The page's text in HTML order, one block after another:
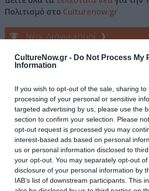
CultureNow.gr - Do Not Process My
Information
If you wish to opt-out of the sale, sharing
processing of your personal or sensitive
targeted advertising by us, please use the
section to confirm your selection. Please
opt-out request is processed you may
interest-based ads based on personal
us or personal information disclosed to
your opt-out. You may separately opt-out
disclosure of your personal information by
IAB’s list of downstream participants. This
Πολιτισμό στο Culturenow.gr
Νέοι Διαγωνισμοί ❯
Tags
Newsletter
Κάθε βδομάδα στο e-mail σας τα
την Τέχνη και τον Πολιτισμό!